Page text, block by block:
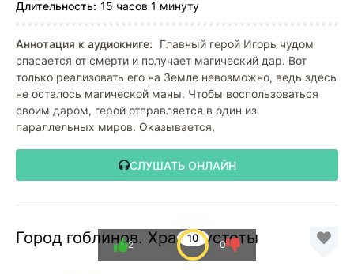
Длительность: 15 часов 1 минуту
Аннотация к аудиокниге:
Главный герой Игорь чудом
спасается от смерти и получает магический дар. Вот
только реализовать его на Земле невозможно, ведь здесь
не осталось магической маны. Чтобы воспользоваться
своим даром, герой отправляется в один из
параллельных миров. Оказывается,
СЛУШАТЬ ОНЛАЙН
Город гоблинов. Храм Пустоты
10
2 0